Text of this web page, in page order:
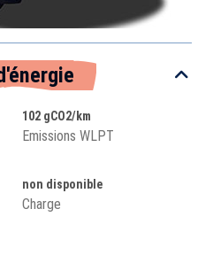
102 gCO2/km
Emissions WLPT
non disponible
Charge